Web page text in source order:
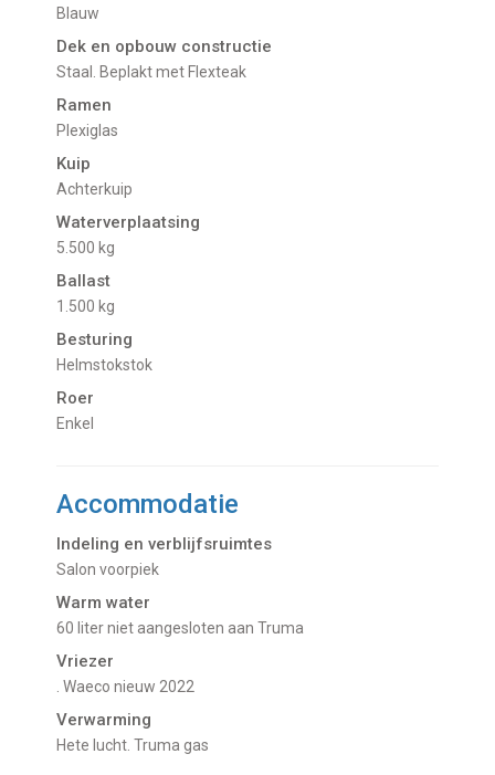
Blauw
Dek en opbouw constructie
Staal. Beplakt met Flexteak
Ramen
Plexiglas
Kuip
Achterkuip
Waterverplaatsing
5.500 kg
Ballast
1.500 kg
Besturing
Helmstokstok
Roer
Enkel
Accommodatie
Indeling en verblijfsruimtes
Salon voorpiek
Warm water
60 liter niet aangesloten aan Truma
Vriezer
. Waeco nieuw 2022
Verwarming
hete lucht. Truma gas